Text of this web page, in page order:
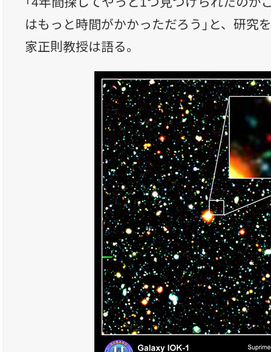
はもっと時間がかかっただろう」と、研究
家正則教授は語る。